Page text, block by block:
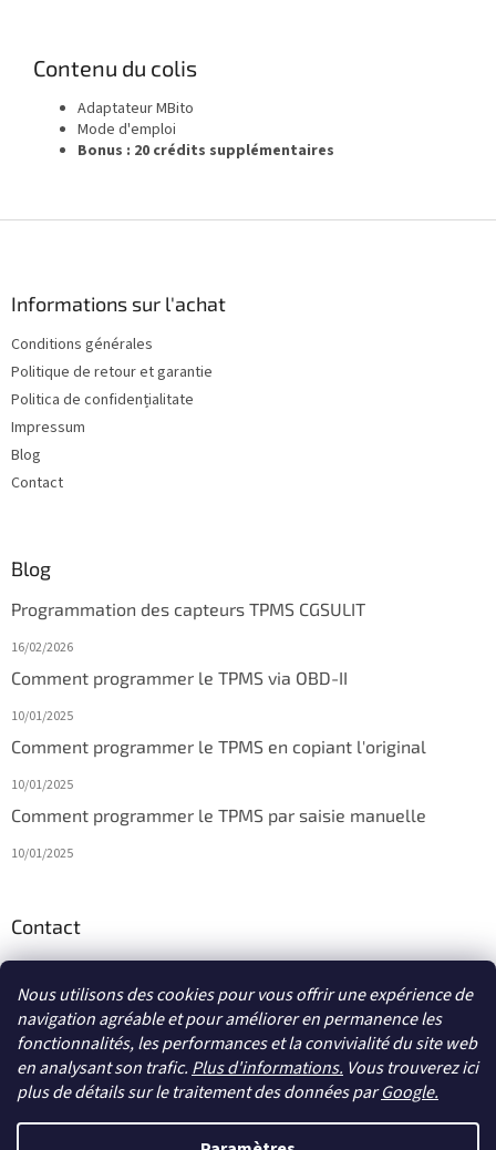
Nous utilisons des cookies pour vous offrir une expérience de
navigation agréable et pour améliorer en permanence les
fonctionnalités, les performances et la convivialité du site web
en analysant son trafic. Plus d'informations. Vous trouverez ici
plus de détails sur le traitement des données parGoogle.
Contenu du colis
Adaptateur MBito
Mode d'emploi
Bonus : 20 crédits supplémentaires
p
Informations sur l'achat
Conditions générales
Politique de retour et garantie
Politica de confidențialitate
Impressum
Blog
Contact
Blog
Programmation des capteurs TPMS CGSULIT
16/02/2026
Comment programmer le TPMS via OBD-II
10/01/2025
Comment programmer le TPMS en copiant l'original
10/01/2025
Comment programmer le TPMS par saisie manuelle
10/01/2025
Contact